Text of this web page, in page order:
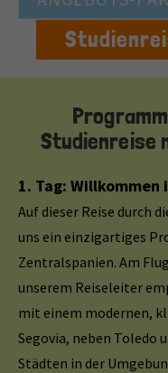
Studienreise
1. Tag: Willkommen
Auf dieser Reise durch
uns ein einzigartiges
Zentralspanien. Am
unserem Reiseleiter
mit einem modernen,
Segovia, neben Toledo
Städten in der